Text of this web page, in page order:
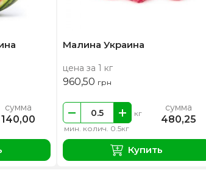
сумма
140,00
Малина Украина
цена за 1 кг
960,50 грн
мин. колич. 0.5кг
кг сумма
480,25
Купить